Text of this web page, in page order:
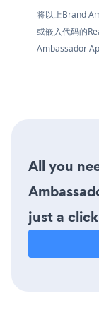
将以上Brand
或嵌入代码的
Ambassador
All you
just a